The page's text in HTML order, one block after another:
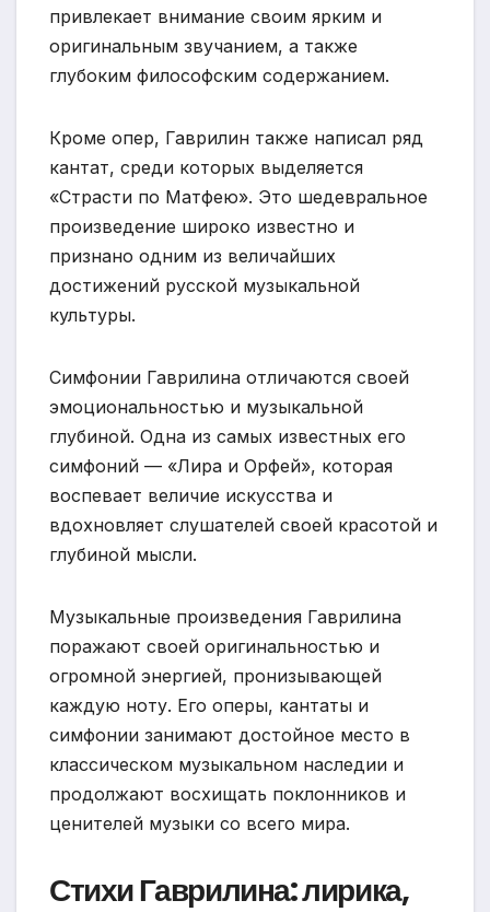
привлекает внимание своим ярким и
оригинальным звучанием, а также
глубоким философским содержанием.
Кроме опер, Гаврилин также написал ряд
кантат, среди которых выделяется
«Страсти по Матфею». Это шедевральное
произведение широко известно и
признано одним из величайших
достижений русской музыкальной
культуры.
Симфонии Гаврилина отличаются своей
эмоциональностью и музыкальной
глубиной. Одна из самых известных его
симфоний — «Лира и Орфей», которая
воспевает величие искусства и
вдохновляет слушателей своей красотой и
глубиной мысли.
Музыкальные произведения Гаврилина
поражают своей оригинальностью и
огромной энергией, пронизывающей
каждую ноту. Его оперы, кантаты и
симфонии занимают достойное место в
классическом музыкальном наследии и
продолжают восхищать поклонников и
ценителей музыки со всего мира.
Стихи Гаврилина: лирика,